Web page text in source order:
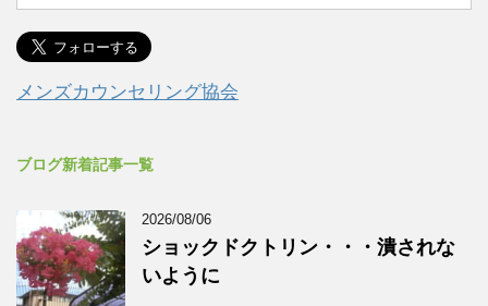
メンズカウンセリング協会
ブログ新着記事一覧
2026/08/06
ショックドクトリン・・・潰されな
いように